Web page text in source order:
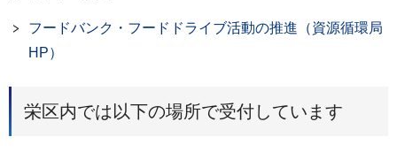
フードバンク・フードドライブ活動の推進（資源循環局
HP）
栄区内では以下の場所で受付しています